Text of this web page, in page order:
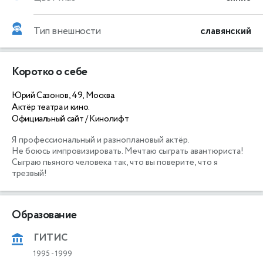
Тип внешности славянский
Коротко о себе
Юрий Сазонов, 49, Москва.
Актёр театра и кино.
Официальный сайт / Кинолифт
Я профессиональный и разноплановый актёр.
Не боюсь импровизировать. Мечтаю сыграть авантюриста!
Сыграю пьяного человека так, что вы поверите, что я
Образование
ГИТИС
1995 -1999